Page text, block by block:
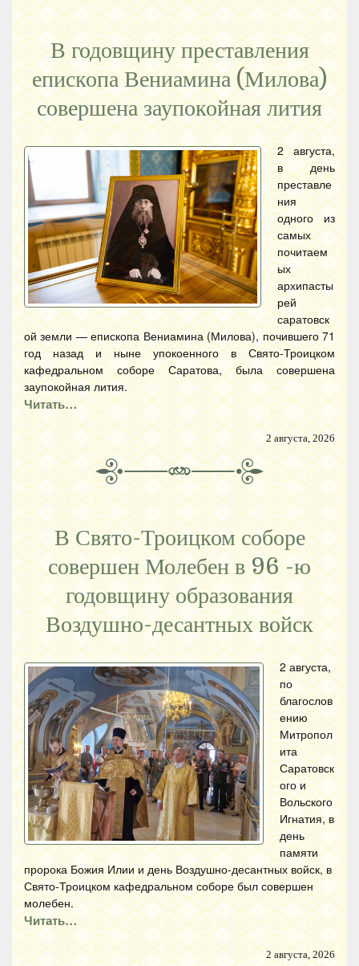
В годовщину преставления
епископа Вениамина (Милова)
совершена заупокойная лития
2 августа,
в день
преставле
ния
одного из
самых
почитаем
ых
архипасты
рей
саратовск
ой земли — епископа Вениамина (Милова), почившего 71
год назад и ныне упокоенного в Свято-Троицком
кафедральном соборе Саратова, была совершена
заупокойная лития.
Читать…
2 августа, 2026
В Свято-Троицком соборе
совершен Молебен в 96 -ю
годовщину образования
Воздушно-десантных войск
2 августа,
по
благослов
ению
Митропол
ита
Саратовск
ого и
Вольского
Игнатия, в
день
памяти
пророка Божия Илии и день Воздушно-десантных войск, в
Свято-Троицком кафедральном соборе был совершен
молебен.
Читать…
2 августа, 2026